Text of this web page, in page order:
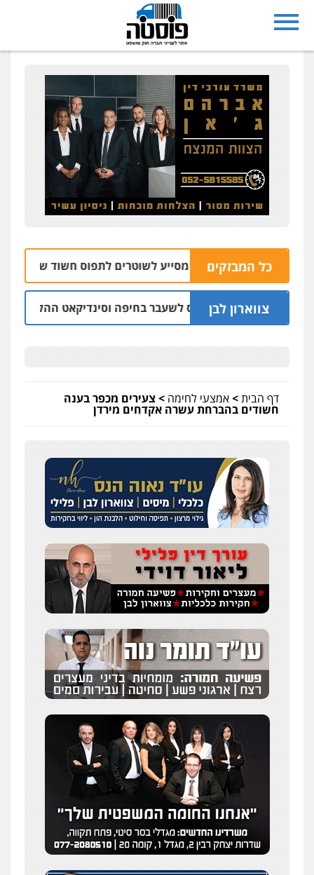
כל המבזקים
רחפן משטרתי מסייע לשוטרים לתפוס חשוד שזרק אקדח
צווארון לבן
אישום: יו"ר ש"ס לשעבר בחיפה וסינדיקאט ההלוואות של
דף הבית>אמצעי לחימה >צעירים מכפר בענה
חשודים בהברחת עשרה אקדחים מירדן